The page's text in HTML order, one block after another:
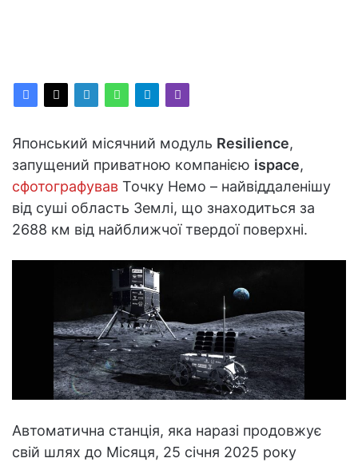
Японський місячний модуль Resilience,
запущений приватною компанією ispace,
сфотографував Точку Немо – найвіддаленішу
від суші область Землі, що знаходиться за
2688 км від найближчої твердої поверхні.
Автоматична станція, яка наразі продовжує
свій шлях до Місяця, 25 січня 2025 року